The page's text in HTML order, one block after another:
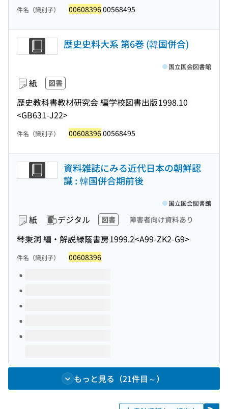
件名（識別子） 0060839600568495
歴史史料大系 第6巻 (韓国併合)
紙 図書
歴史教科書教材研究会 編学校図書出版1998.10
<GB631-J22>
国立国会図書館
件名（識別子） 0060839600568495
資料雑誌にみる近代日本の朝鮮認
識 : 韓国併合期前後
紙 デジタル 図書 障害者向け資料あり
琴秉洞 編・解説緑蔭書房1999.2<A99-ZK2-G9>
国立国会図書館
件名（識別子） 00608396
このタイトルの巻号
もっと見る（21件目～）